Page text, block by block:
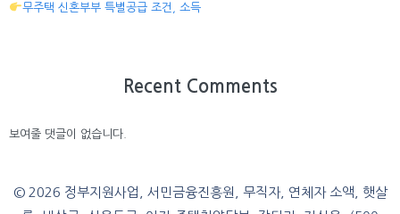
무주택 신혼부부 특별공급 조건, 소득
Recent Comments
보여줄 댓글이 없습니다.
© 2026 정부지원사업, 서민금융진흥원, 무직자, 연체자 소액, 햇살